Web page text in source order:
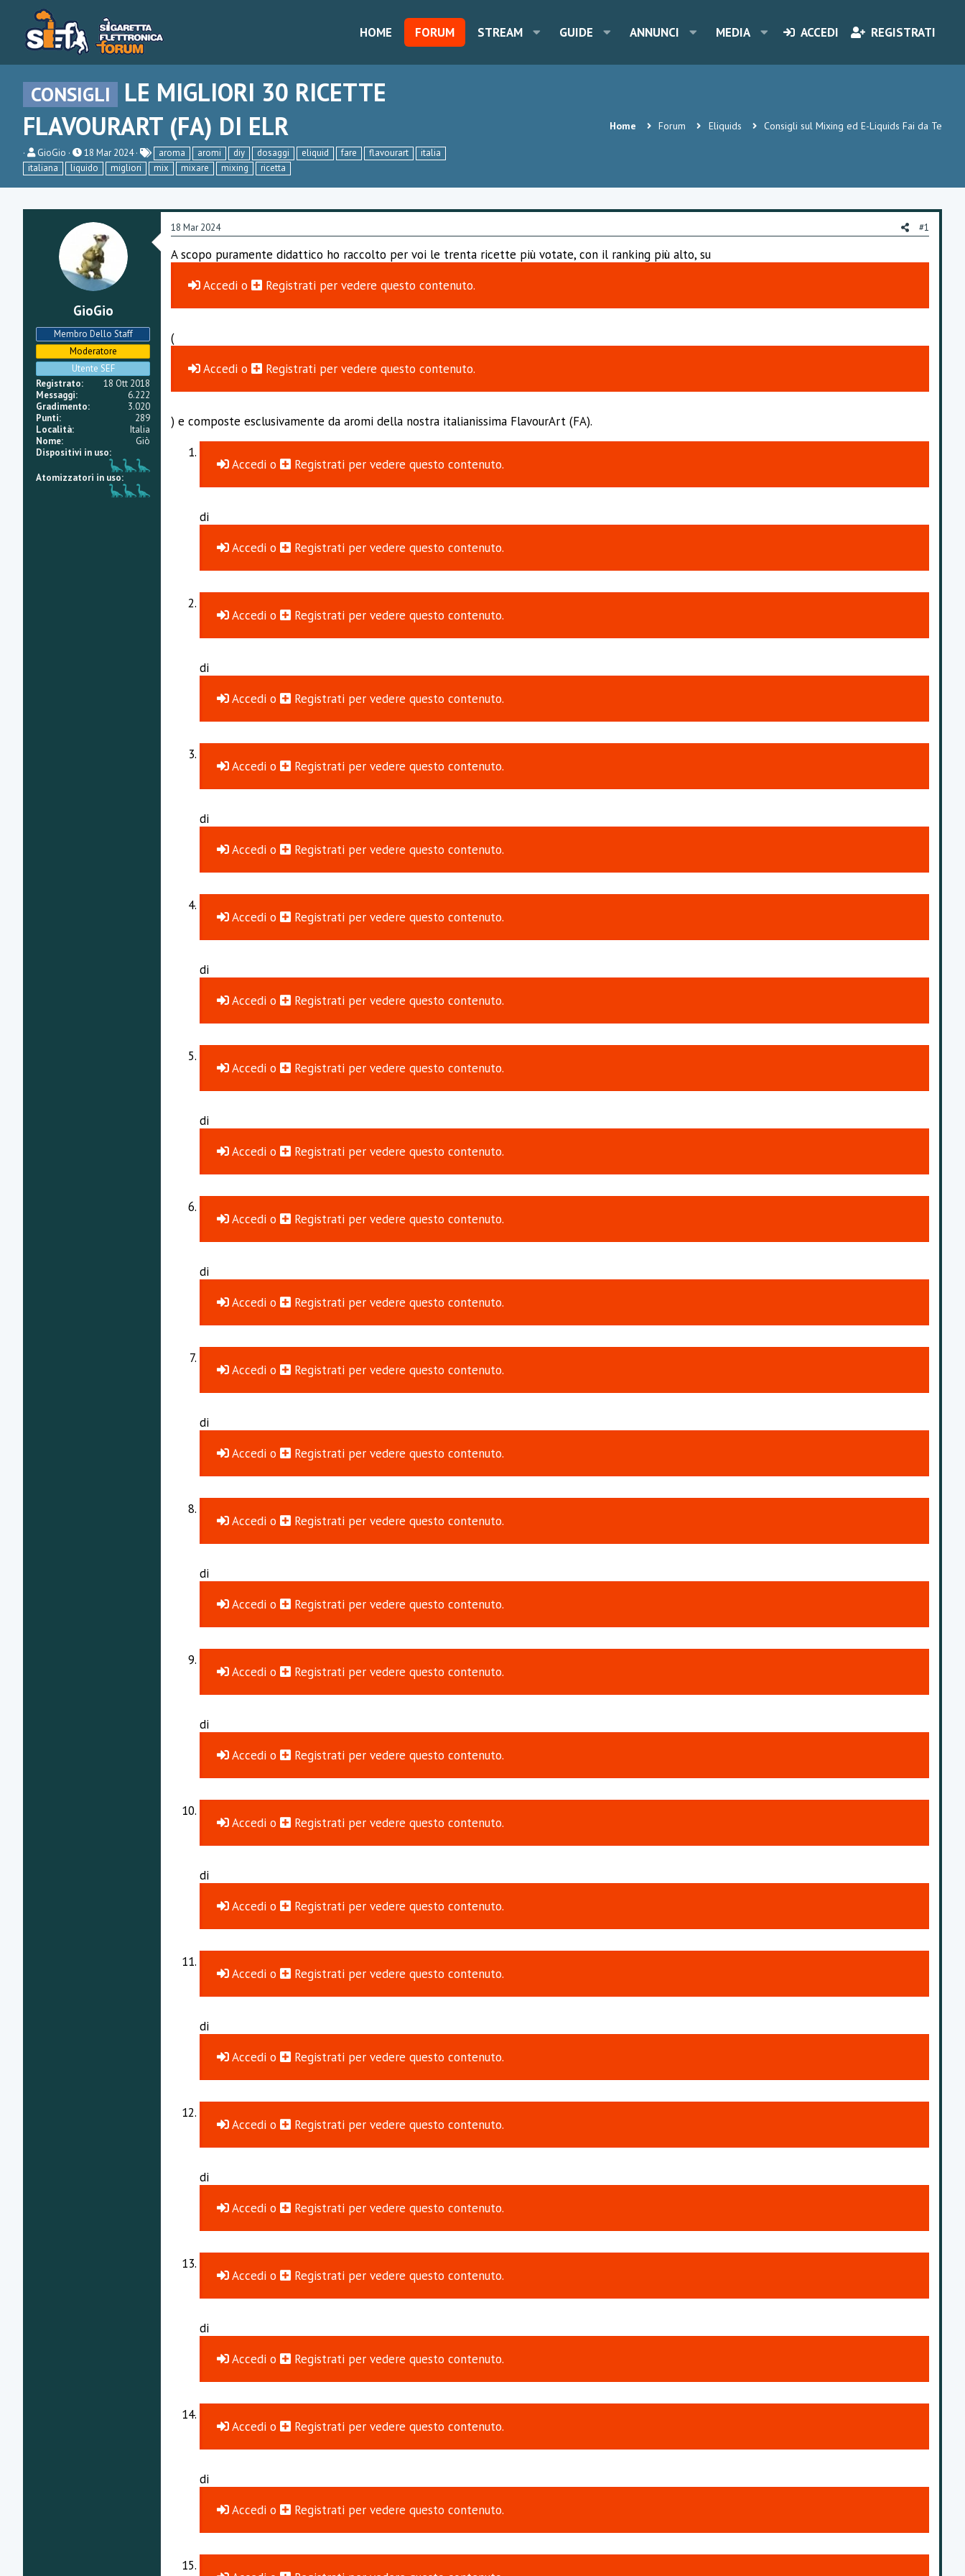
HOME FORUM STREAM GUIDE ANNUNCI MEDIA ACCEDI REGISTRATI
CONSIGLI
LE MIGLIORI 30 RICETTE
FLAVOURART (FA) DI ELR
C
r
e
a
o
n
e
GioGio
D
a
t
a
i
i
z
i
o
18 Mar 2024 aroma aromi diy dosaggi eliquid fare flavourart
italia
italiana
liquido migliori mix mixare mixing ricetta
Home Forum Eliquids Consigli sul Mixing ed E-Liquids Fai da Te
GioGio
Membro Dello Staff
Moderatore
Utente SEF
Registrato
18 Ott 2018
Messaggi
6.222
Gradimento
3.020
Punti
289
Località
Italia
Nome
Giò
Dispositivi in uso
Atomizzatori in uso
18 Mar 2024 #1
A scopo puramente didattico ho raccolto per voi le trenta ricette più votate, con il ranking più alto, su
Accedi o Registrati per vedere questo contenuto.
(
Accedi o Registrati per vedere questo contenuto.
) e composte esclusivamente da aromi della nostra italianissima FlavourArt (FA).
Accedi o Registrati per vedere questo contenuto.
di
Accedi o Registrati per vedere questo contenuto.
Accedi o Registrati per vedere questo contenuto.
di
Accedi o Registrati per vedere questo contenuto.
Accedi o Registrati per vedere questo contenuto.
di
Accedi o Registrati per vedere questo contenuto.
Accedi o Registrati per vedere questo contenuto.
di
Accedi o Registrati per vedere questo contenuto.
Accedi o Registrati per vedere questo contenuto.
di
Accedi o Registrati per vedere questo contenuto.
Accedi o Registrati per vedere questo contenuto.
di
Accedi o Registrati per vedere questo contenuto.
Accedi o Registrati per vedere questo contenuto.
di
Accedi o Registrati per vedere questo contenuto.
Accedi o Registrati per vedere questo contenuto.
di
Accedi o Registrati per vedere questo contenuto.
Accedi o Registrati per vedere questo contenuto.
di
Accedi o Registrati per vedere questo contenuto.
Accedi o Registrati per vedere questo contenuto.
di
Accedi o Registrati per vedere questo contenuto.
Accedi o Registrati per vedere questo contenuto.
di
Accedi o Registrati per vedere questo contenuto.
Accedi o Registrati per vedere questo contenuto.
di
Accedi o Registrati per vedere questo contenuto.
Accedi o Registrati per vedere questo contenuto.
di
Accedi o Registrati per vedere questo contenuto.
Accedi o Registrati per vedere questo contenuto.
di
Accedi o Registrati per vedere questo contenuto.